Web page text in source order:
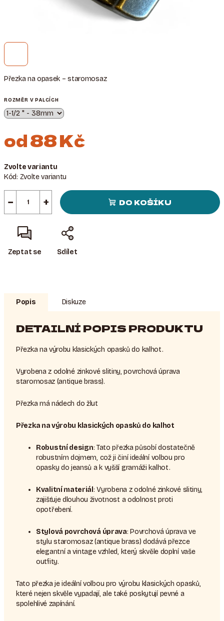
Přezka na opasek – staromosaz
ROZMĚR V PALCÍCH
od88 Kč
cena:
Zvolte variantu
Kód: Zvolte variantu
+
− DO KOŠÍKU
Zeptat se Sdílet
Popis Diskuze
DETAILNÍ POPIS PRODUKTU
Přezka na výrobu klasických opasků do kalhot.
Vyrobena z odolné zinkové slitiny, povrchová úprava
staromosaz (antique brass).
Přezka má nádech do žlut
Přezka na výrobu klasických opasků do kalhot
Robustní design: Tato přezka působí dostatečně
robustním dojmem, což ji činí ideální volbou pro
opasky do jeansů a k vyšší gramáži kalhot.
Kvalitní materiál : Vyrobena z odolné zinkové slitiny,
zajišťuje dlouhou životnost a odolnost proti
opotřebení.
Stylová povrchová úprava: Povrchová úprava ve
stylu staromosaz (antique brass) dodává přezce
elegantní a vintage vzhled, který skvěle doplní vaše
outfity.
Tato přezka je ideální volbou pro výrobu klasických opasků,
které nejen skvěle vypadají, ale také poskytují pevné a
spolehlivé zapínání.